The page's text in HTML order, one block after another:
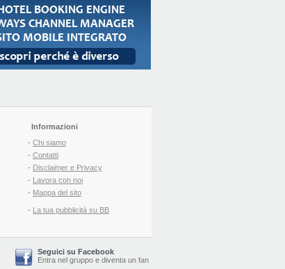
Informazioni
- Chi siamo
- Contatti
- Disclaimer e Privacy
- Lavora con noi
- Mappa del sito
- La tua pubblicità su BB
Seguici su Facebook
Entra nel gruppo e diventa un fan